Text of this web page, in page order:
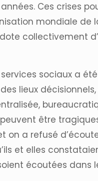
Ces crises
mondiale
collectivement
sociaux a
lieux
être
on a refusé
et elles
écoutées